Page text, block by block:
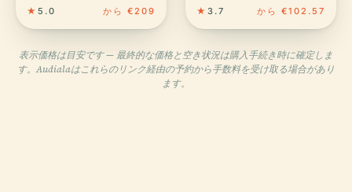
★ 5.0 から €209 ★ 3.7 から €102.57
表示価格は目安です — 最終的な価格と空き状況は購入手続き時に確定しま
す。Audialaはこれらのリンク経由の予約から手数料を受け取る場合があり
ます。